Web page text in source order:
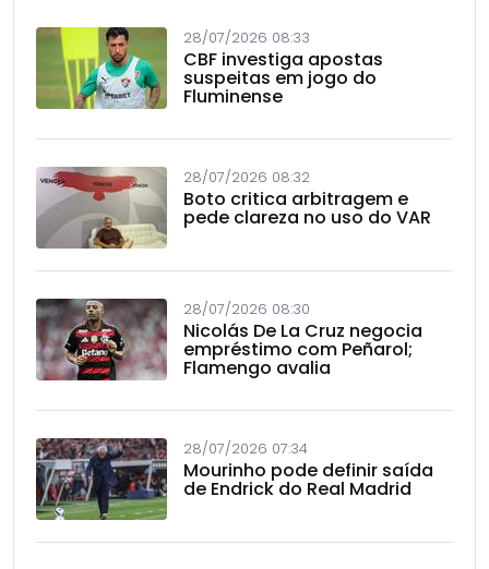
28/07/2026 08:33
CBF investiga apostas
suspeitas em jogo do
Fluminense
28/07/2026 08:32
Boto critica arbitragem e
pede clareza no uso do VAR
28/07/2026 08:30
Nicolás De La Cruz negocia
empréstimo com Peñarol;
Flamengo avalia
28/07/2026 07:34
Mourinho pode definir saída
de Endrick do Real Madrid